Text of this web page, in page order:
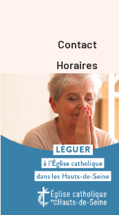
Contact
Horaires